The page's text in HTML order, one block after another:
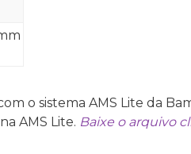
o sistema AMS Lite da
AMS Lite. Baixe o arquivo